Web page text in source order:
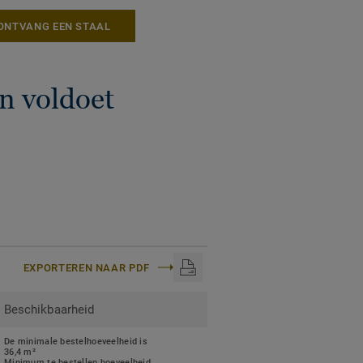
ReStart®-
EEN STAAL
voldoet
EXPORTEREN NAAR PDF
Beschikbaarheid
De minimale bestelhoeveelheid is
36,4 m²